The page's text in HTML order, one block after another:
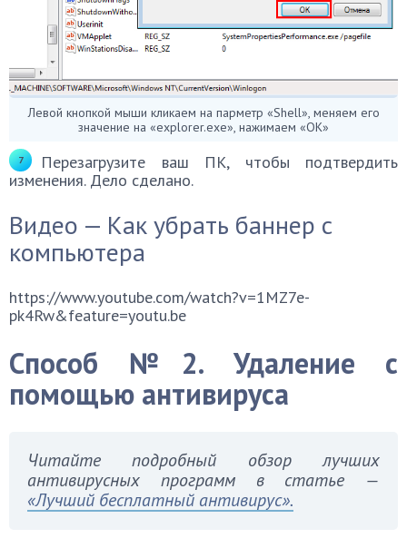
Левой кнопкой мыши кликаем на парметр «Shell», меняем его
значение на «explorer.exe», нажимаем «ОК»
Перезагрузите ваш ПК, чтобы подтвердить
изменения. Дело сделано.
Видео — Как убрать баннер с
компьютера
https://www.youtube.com/watch?v=1MZ7e-
pk4Rw&feature=youtu.be
Способ №2. Удаление с
помощью антивируса
Читайте подробный обзор лучших
антивирусных программ в статье —
«Лучший бесплатный антивирус».